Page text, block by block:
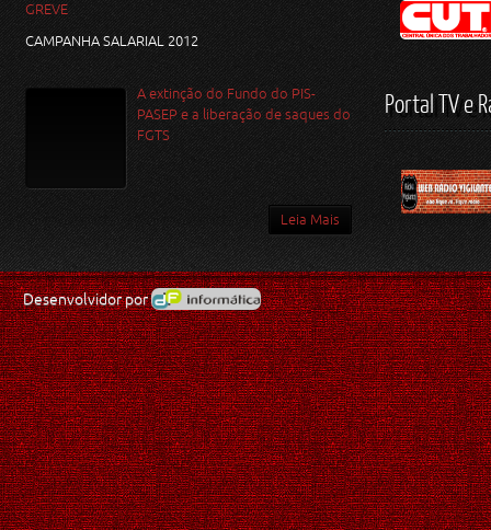
GREVE
CAMPANHA SALARIAL 2012
A extinção do Fundo do PIS-
PASEP e a liberação de saques do
FGTS
Leia Mais
Portal TV e
Desenvolvidor por